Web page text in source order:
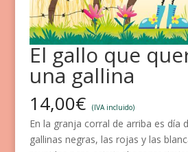
El gallo que
una gallina
14,00€ (IVA incluido)
En la granja corral de arriba es día
gallinas negras, las rojas y las